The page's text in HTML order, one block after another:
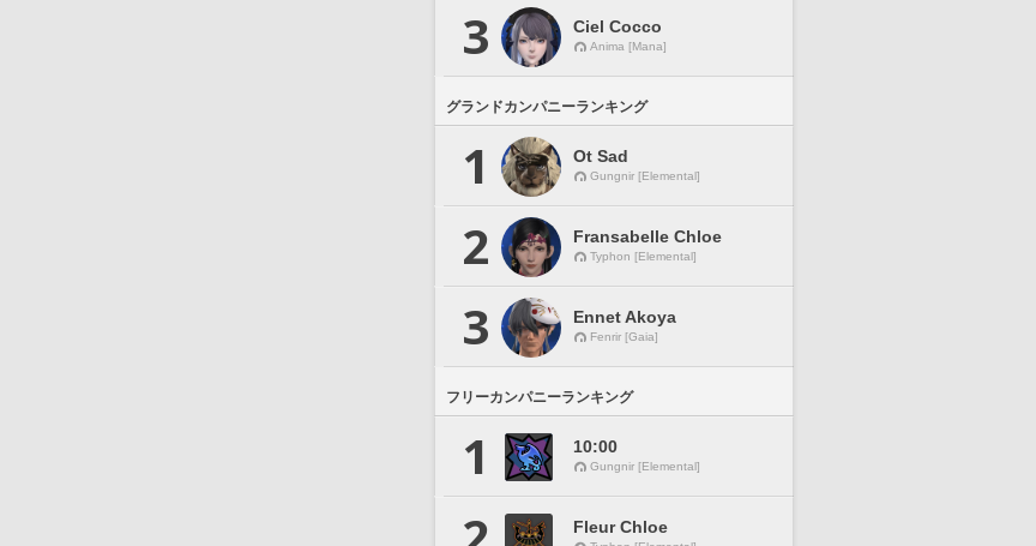
3 Ciel Cocco
Anima [Mana]
グランドカンパニーランキング
1 Ot Sad
Gungnir [Elemental]
2 Fransabelle Chloe
Typhon [Elemental]
3 Ennet Akoya
Fenrir [Gaia]
フリーカンパニーランキング
1 10:00
Gungnir [Elemental]
Fleur Chloe